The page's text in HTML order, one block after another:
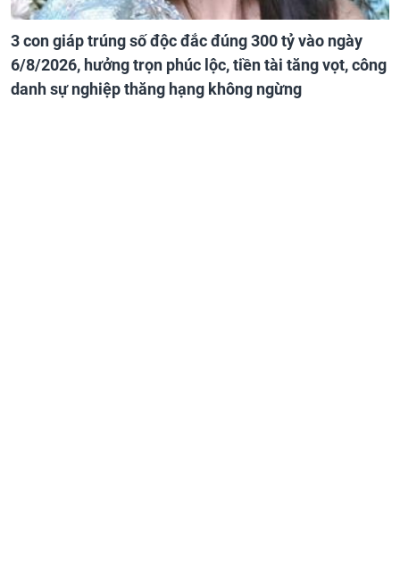
3 con giáp trúng số độc đắc đúng 300 tỷ vào ngày
6/8/2026, hưởng trọn phúc lộc, tiền tài tăng vọt, công
danh sự nghiệp thăng hạng không ngừng